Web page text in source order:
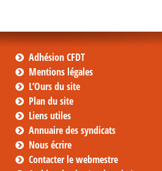
Adhésion CFDT
Mentions légales
L’Ours du site
Plan du site
Liens utiles
Annuaire des syndicats
Nous écrire
Contacter le webmestre